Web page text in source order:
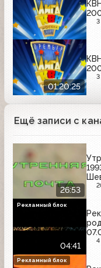
3
01:20:25
3
Ещё записи с
26:53
04:41
4
Рекламный блок
Рекламный блок